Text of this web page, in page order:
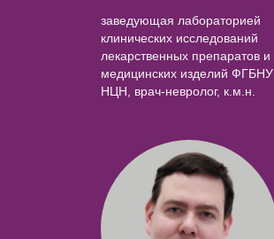
заведующая лабораторией
клинических исследований
лекарственных препаратов и
медицинских изделий ФГБНУ
НЦН, врач-невролог, к.м.н.